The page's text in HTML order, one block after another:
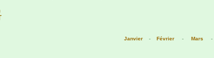
Janvier- Février- Mars